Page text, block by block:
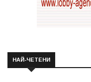
НАЙ-ЧЕТЕНИ